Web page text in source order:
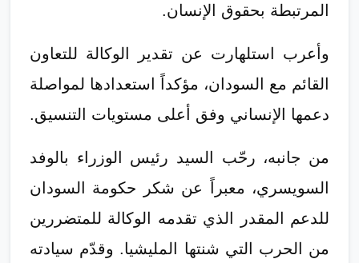
المرتبطة بحقوق الإنسان.
وأعرب استلهارت عن تقدير الوكالة للتعاون
القائم مع السودان، مؤكداً استعدادها لمواصلة
دعمها الإنساني وفق أعلى مستويات التنسيق.
من جانبه، رحّب السيد رئيس الوزراء بالوفد
السويسري، معبراً عن شكر حكومة السودان
للدعم المقدر الذي تقدمه الوكالة للمتضررين
من الحرب التي شنتها المليشيا. وقدّم سيادته